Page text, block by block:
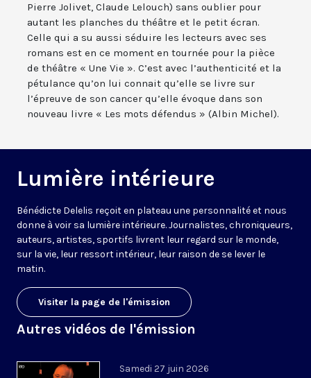
Pierre Jolivet, Claude Lelouch) sans oublier pour
autant les planches du théâtre et le petit écran.
Celle qui a su aussi séduire les lecteurs avec ses
romans est en ce moment en tournée pour la pièce
de théâtre « Une Vie ». C’est avec l’authenticité et la
pétulance qu’on lui connait qu’elle se livre sur
l’épreuve de son cancer qu’elle évoque dans son
nouveau livre « Les mots défendus » (Albin Michel).
Lumière intérieure
Bénédicte Delelis reçoit en plateau une personnalité et nous
donne à voir sa lumière intérieure. Journalistes, chroniqueurs,
auteurs, artistes, sportifs livrent leur regard sur le monde,
sur la vie, leur ressort intérieur, leur raison de se lever le
matin.
Visiter la page de l'émission
Autres vidéos de l'émission
Samedi 27 juin 2026